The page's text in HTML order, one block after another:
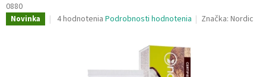
0880
Novinka
Priemerné
4 hodnotenia Podrobnosti hodnotenia Značka:Nordic